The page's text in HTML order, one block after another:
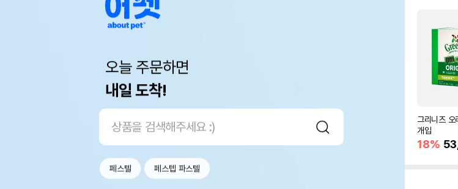
오늘 주문하면
내일 도착!
페스텔 페스텝 파스텔
그리니즈
개입
18%